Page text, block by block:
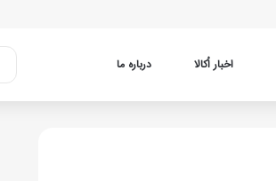
اخبار اُکالا درباره ما